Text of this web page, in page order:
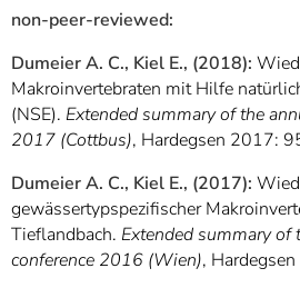
non-peer-reviewed:
Dumeier A. C., Kiel E., (2018):
Makroinvertebraten mit Hilfe
(NSE). Extended summary of the
2017 (Cottbus), Hardegsen 2017:
Dumeier A. C., Kiel E., (2017):
gewässertypspezifischer
Tieflandbach. Extended summary of
conference 2016 (Wien),